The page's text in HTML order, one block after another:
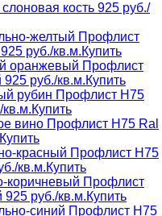
кость 925 руб./
Профлист
925 руб./кв.м.Купить
Профлист
925 руб./кв.м.Купить
Профлист Н75
кв.м.Купить
Профлист Н75 Ral
Купить
Профлист Н75
кв.м.Купить
Профлист
925 руб./кв.м.Купить
Профлист Н75